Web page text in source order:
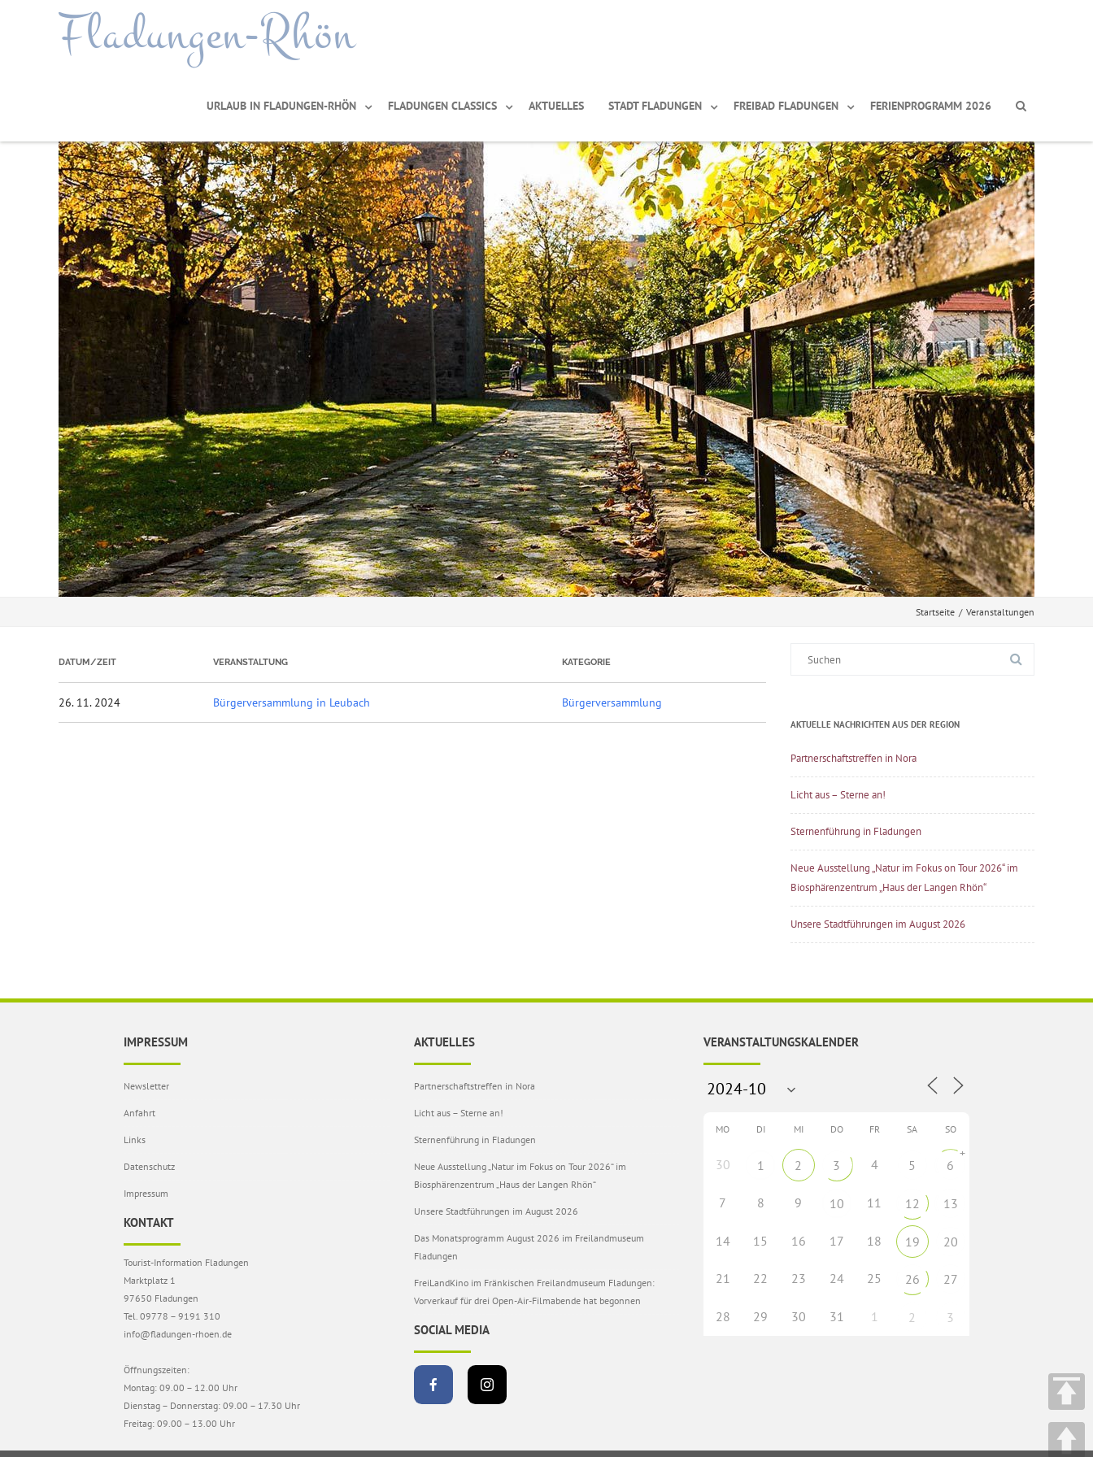
Fladungen-Rhön
URLAUB IN FLADUNGEN-RHÖN FLADUNGEN CLASSICS AKTUELLES STADT FLADUNGEN FREIBAD FLADUNGEN FERIENPROGRAMM 2026
Startseite / Veranstaltungen
DATUM/ZEIT VERANSTALTUNG KATEGORIE
26. 11. 2024 Bürgerversammlung in Leubach Bürgerversammlung
AKTUELLE NACHRICHTEN AUS DER REGION
Partnerschaftstreffen in Nora
Licht aus – Sterne an!
Sternenführung in Fladungen
Neue Ausstellung „Natur im Fokus on Tour 2026“ im
Biosphärenzentrum „Haus der Langen Rhön“
Unsere Stadtführungen im August 2026
IMPRESSUM
Newsletter
Anfahrt
Links
Datenschutz
Impressum
KONTAKT
Tourist-Information Fladungen
Marktplatz 1
97650 Fladungen
Tel. 09778 – 9191 310
info@fladungen-rhoen.de
Öffnungszeiten:
Montag: 09.00 – 12.00 Uhr
Dienstag – Donnerstag: 09.00 – 17.30 Uhr
Freitag: 09.00 – 13.00 Uhr
AKTUELLES
Partnerschaftstreffen in Nora
Licht aus – Sterne an!
Sternenführung in Fladungen
Neue Ausstellung „Natur im Fokus on Tour 2026“ im
Biosphärenzentrum „Haus der Langen Rhön“
Unsere Stadtführungen im August 2026
Das Monatsprogramm August 2026 im Freilandmuseum
Fladungen
FreiLandKino im Fränkischen Freilandmuseum Fladungen:
Vorverkauf für drei Open-Air-Filmabende hat begonnen
SOCIAL MEDIA
VERANSTALTUNGSKALENDER
MO DI MI DO FR SA SO
30 1 2 3 4 5 6
+
7 8 9 10 11 12 13
14 15 16 17 18 19 20
21 22 23 24 25 26 27
28 29 30 31 1 2 3